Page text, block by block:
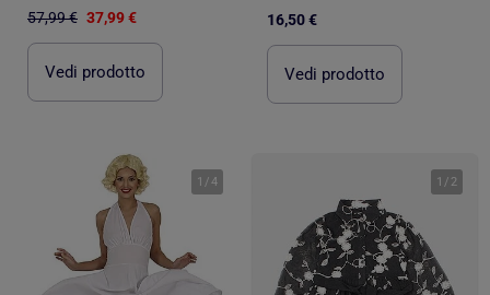
57,99 € 37,99 €
Vedi prodotto
16,50 €
Vedi prodotto
1 /4 1 / 2